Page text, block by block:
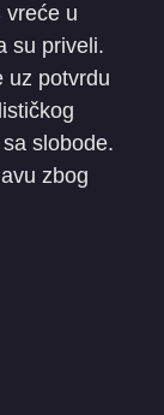
vreće u
su priveli.
uz potvrdu
slobode.
zbog